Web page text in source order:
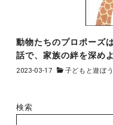
動物たちのプロポーズ
話で、家族の絆を深め
2023-03-17 子どもと遊ぼう
検索